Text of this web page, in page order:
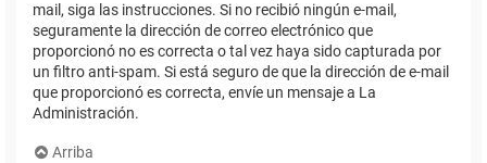
mail, siga las instrucciones. Si no recibió ningún e-mail,
seguramente la dirección de correo electrónico que
proporcionó no es correcta o tal vez haya sido capturada por
un filtro anti-spam. Si está seguro de que la dirección de e-mail
que proporcionó es correcta, envíe un mensaje a La
Administración.
Arriba